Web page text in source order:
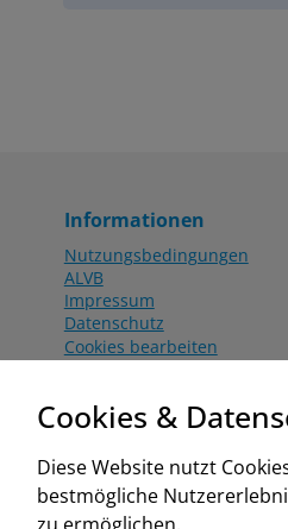
Informationen
Nutzungsbedingungen
ALVB
Impressum
Datenschutz
Cookies bearbeiten
Aktionsbedingungen
www.worahnik.at
Zentrale Köttlach
Cookies &
Diese Website nutzt
bestmögliche